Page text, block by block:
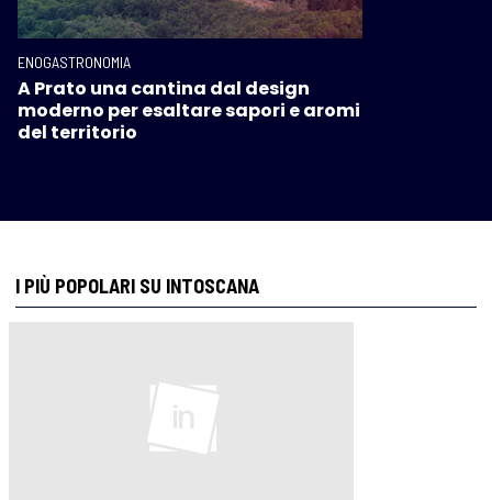
ENOGASTRONOMIA
A Prato una cantina dal design
moderno per esaltare sapori e aromi
del territorio
I PIÙ POPOLARI SU INTOSCANA